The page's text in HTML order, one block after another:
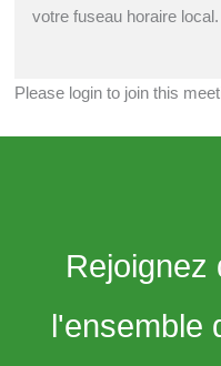
votre fuseau horaire local.
Please login to join this
Rejoignez
l'ensemble